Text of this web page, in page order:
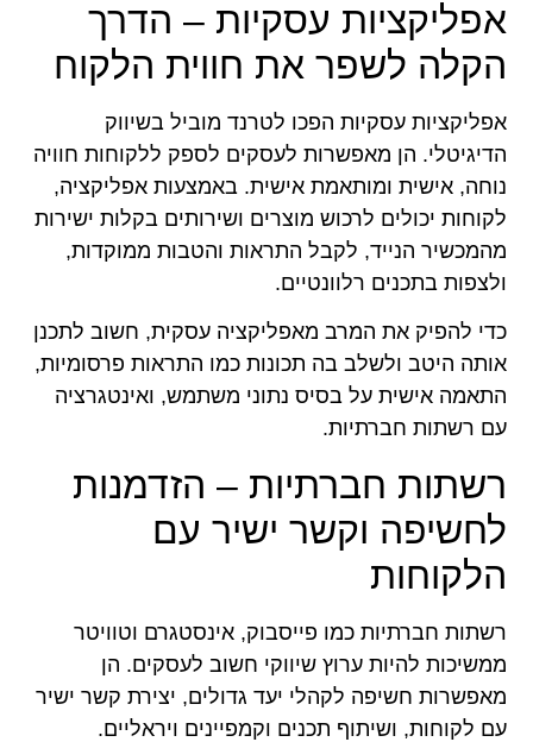
אפליקציות עסקיות – הדרך
הקלה לשפר את חווית הלקוח
אפליקציות עסקיות הפכו לטרנד מוביל בשיווק
הדיגיטלי. הן מאפשרות לעסקים לספק ללקוחות חוויה
נוחה, אישית ומותאמת אישית. באמצעות אפליקציה,
לקוחות יכולים לרכוש מוצרים ושירותים בקלות ישירות
מהמכשיר הנייד, לקבל התראות והטבות ממוקדות,
ולצפות בתכנים רלוונטיים.
כדי להפיק את המרב מאפליקציה עסקית, חשוב לתכנן
אותה היטב ולשלב בה תכונות כמו התראות פרסומיות,
התאמה אישית על בסיס נתוני משתמש, ואינטגרציה
עם רשתות חברתיות.
רשתות חברתיות – הזדמנות
לחשיפה וקשר ישיר עם
הלקוחות
רשתות חברתיות כמו פייסבוק, אינסטגרם וטוויטר
ממשיכות להיות ערוץ שיווקי חשוב לעסקים. הן
מאפשרות חשיפה לקהלי יעד גדולים, יצירת קשר ישיר
עם לקוחות, ושיתוף תכנים וקמפיינים ויראליים.